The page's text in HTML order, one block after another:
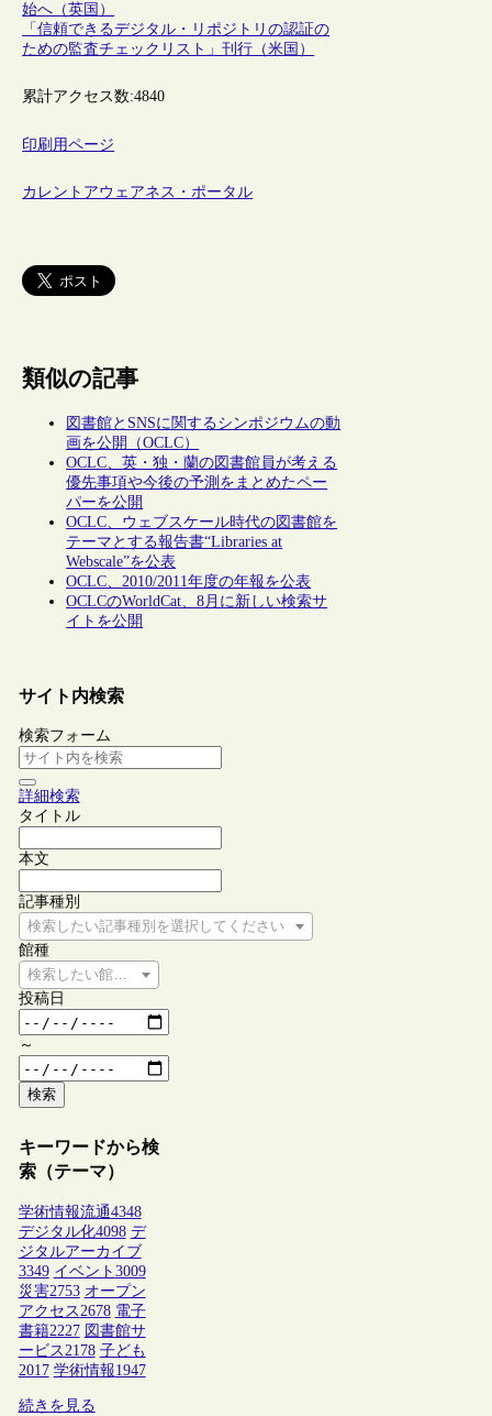
始へ（英国）
「信頼できるデジタル・リポジトリの認証の
ための監査チェックリスト」刊行（米国）
累計アクセス数:4840
印刷用ページ
カレントアウェアネス・ポータル
類似の記事
図書館とSNSに関するシンポジウムの動
画を公開（OCLC）
OCLC、英・独・蘭の図書館員が考える
優先事項や今後の予測をまとめたペー
パーを公開
OCLC、ウェブスケール時代の図書館を
テーマとする報告書“Libraries at
Webscale”を公表
OCLC、2010/2011年度の年報を公表
OCLCのWorldCat、8月に新しい検索サ
イトを公開
サイト内検索
検索フォーム
詳細検索
タイトル
本文
記事種別
検索したい記事種別を選択してください
館種
検索したい館種を選択してください
投稿日
～
検索
キーワードから検
索（テーマ）
学術情報流通4348
デジタル化4098 デ
ジタルアーカイブ
3349 イベント 3009
災害2753 オープン
アクセス 2678 電子
書籍2227 図書館サ
ービス 2178 子ども
2017 学術情報1947
続きを見る